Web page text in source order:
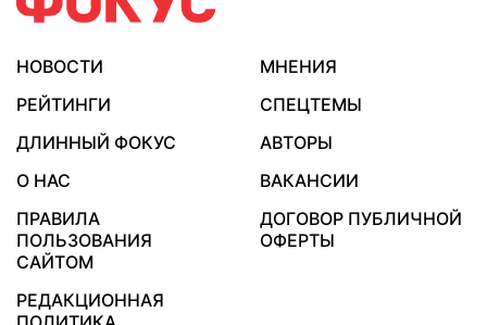
НОВОСТИ
МНЕНИЯ
РЕЙТИНГИ
СПЕЦТЕМЫ
ДЛИННЫЙ ФОКУС
АВТОРЫ
О НАС
ВАКАНСИИ
ПРАВИЛА
ПОЛЬЗОВАНИЯ
САЙТОМ
ДОГОВОР ПУБЛИЧНОЙ
ОФЕРТЫ
РЕДАКЦИОННАЯ